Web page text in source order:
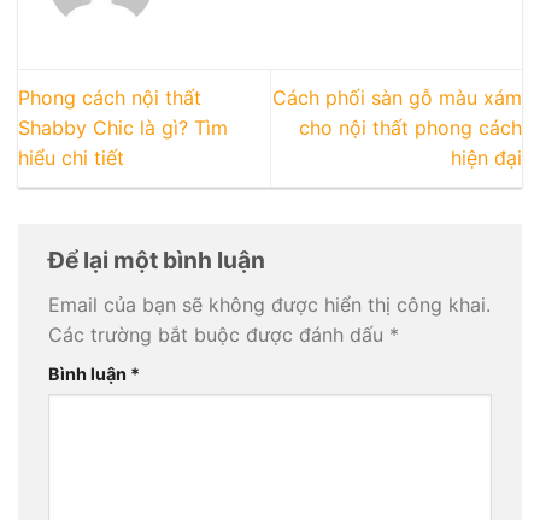
Phong cách nội thất
Shabby Chic là gì? Tìm
hiểu chi tiết
Cách phối sàn gỗ màu xám
cho nội thất phong cách
hiện đại
Để lại một bình luận
Email của bạn sẽ không được hiển thị công khai.
Các trường bắt buộc được đánh dấu *
Bình luận *